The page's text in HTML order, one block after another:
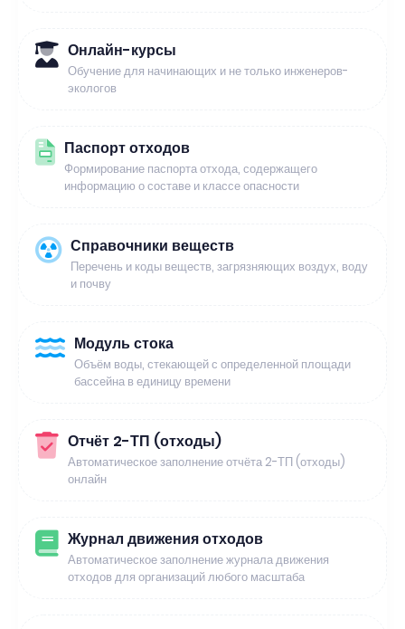
Онлайн-курсы
Обучение для начинающих и не только инженеров-
экологов
Паспорт отходов
Формирование паспорта отхода, содержащего
информацию о составе и классе опасности
Справочники веществ
Перечень и коды веществ, загрязняющих воздух, воду
и почву
Модуль стока
Объём воды, стекающей с определенной площади
бассейна в единицу времени
Отчёт 2-ТП (отходы)
Автоматическое заполнение отчёта 2-ТП (отходы)
онлайн
Журнал движения отходов
Автоматическое заполнение журнала движения
отходов для организаций любого масштаба